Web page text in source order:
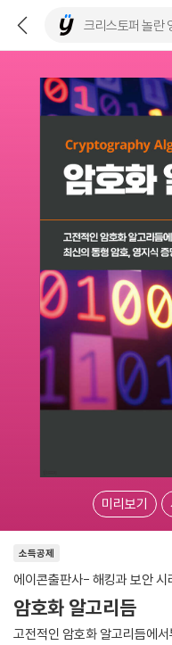
미리보기
소득공제
에이콘출판사- 해킹과 보안 시
암호화 알고리듬
고전적인 암호화 알고리듬에